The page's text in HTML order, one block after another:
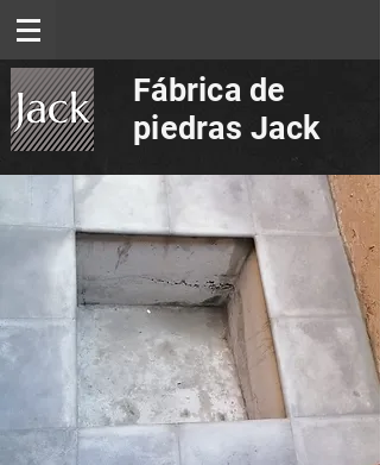
Fábrica de
piedras Jack